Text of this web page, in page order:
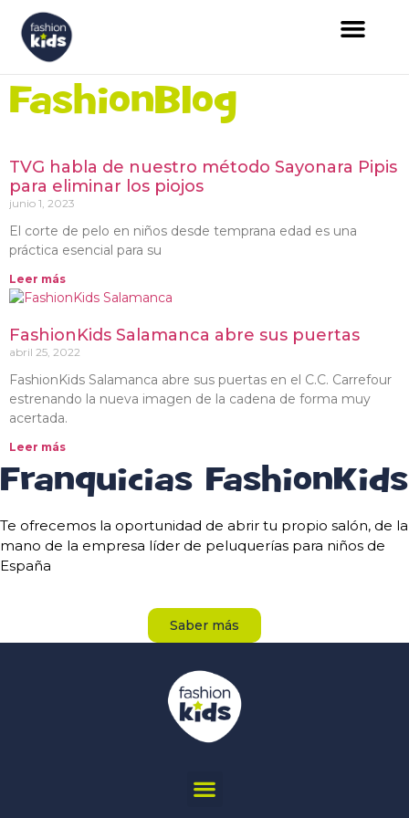
FashionBlog
TVG habla de nuestro método Sayonara Pipis
para eliminar los piojos
junio 1, 2023
El corte de pelo en niños desde temprana edad es una
práctica esencial para su
Leer más
FashionKids Salamanca abre sus puertas
abril 25, 2022
FashionKids Salamanca abre sus puertas en el C.C. Carrefour
estrenando la nueva imagen de la cadena de forma muy
acertada.
Leer más
Franquicias FashionKids
Te ofrecemos la oportunidad de abrir tu propio salón, de la
mano de la empresa líder de peluquerías para niños de
España
Saber más